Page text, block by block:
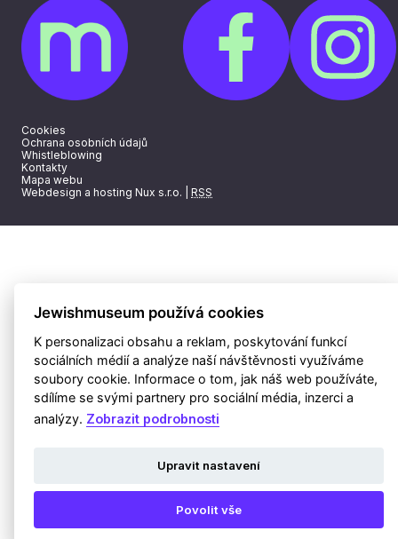
Cookies
Ochrana osobních údajů
Whistleblowing
Kontakty
Mapa webu
Webdesign a hosting Nux s.r.o.
RSS
Jewishmuseum používá cookies
K personalizaci obsahu a reklam, poskytování funkcí
sociálních médií a analýze naší návštěvnosti využíváme
soubory cookie. Informace o tom, jak náš web používáte,
sdílíme se svými partnery pro sociální média, inzerci a
analýzy. Zobrazit podrobnosti
Upravit nastavení
Povolit vše